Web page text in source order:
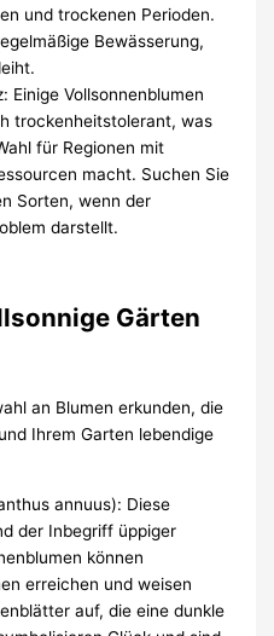
und trockenen Perioden.
Bewässerung,
Einige Vollsonnenblumen
trockenheitstolerant, was
für Regionen mit
macht. Suchen Sie
Sorten, wenn der
darstellt.
Gärten
an Blumen erkunden, die
Ihrem Garten lebendige
annuus): Diese
der Inbegriff üppiger
können
erreichen und weisen
auf, die eine dunkle